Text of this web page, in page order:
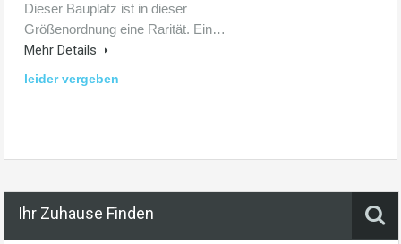
Dieser Bauplatz ist in dieser
Größenordnung eine Rarität. Ein…
Mehr Details
leider vergeben
Ihr Zuhause Finden